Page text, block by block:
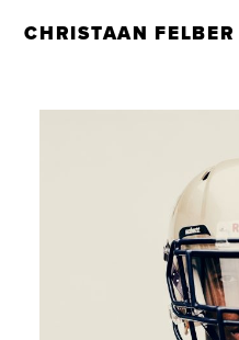
CHRISTAAN FELBER